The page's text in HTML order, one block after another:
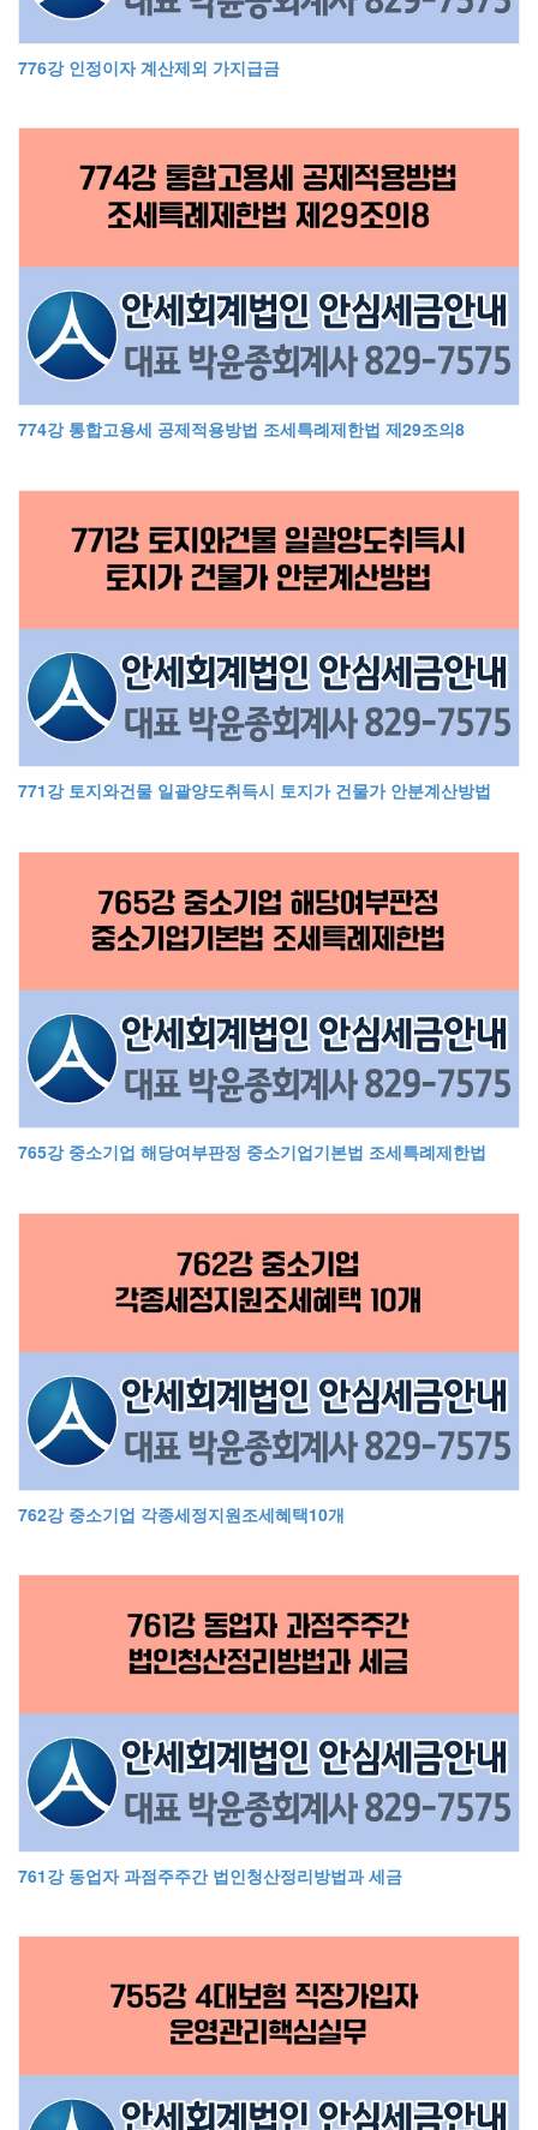
776강 인정이자 계산제외 가지급금
774강 통합고용세 공제적용방법 조세특례제한법 제29조의8
771강 토지와건물 일괄양도취득시 토지가 건물가 안분계산방법
765강 중소기업 해당여부판정 중소기업기본법 조세특례제한법
762강 중소기업 각종세정지원조세혜택10개
761강 동업자 과점주주간 법인청산정리방법과 세금